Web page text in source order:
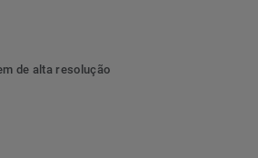
de alta resolução